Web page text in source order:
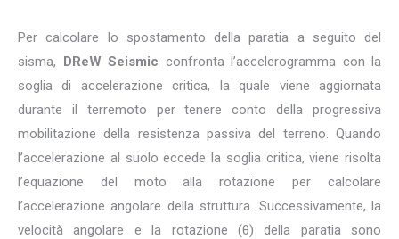
Per calcolare lo spostamento della paratia a seguito del
sisma,
DReW Seismic confronta l’accelerogramma con la
soglia di accelerazione critica, la quale viene aggiornata
durante il terremoto per tenere conto della progressiva
mobilitazione della resistenza passiva del terreno. Quando
l’accelerazione al suolo eccede la soglia critica, viene risolta
l’equazione del moto alla rotazione per calcolare
l’accelerazione angolare della struttura. Successivamente, la
velocità angolare e la rotazione (θ) della paratia sono